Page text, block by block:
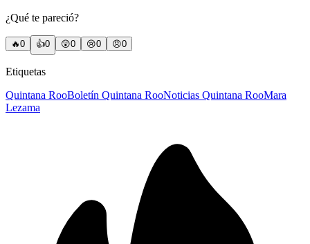
¿Qué te pareció?
🔥0 👍0 😲0 😢0 😠0
Etiquetas
Quintana RooBoletín Quintana RooNoticias Quintana RooMara
Lezama